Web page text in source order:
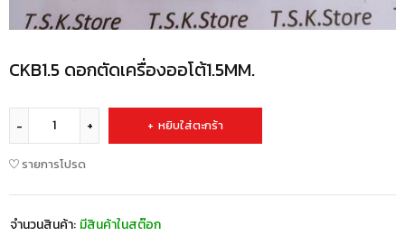
CKB1.5 ดอกตัดเครื่องออโต้1.5MM.
หยิบใส่ตะกร้า
รายการโปรด
จำนวนสินค้า: มีสินค้าในสต๊อก